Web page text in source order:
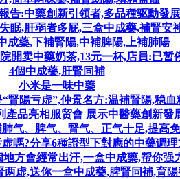
告:中藥創新引领者,多品種驱動發展
眠,肝弱者多屁,三盒中成藥,補腎安
成藥,下補腎陽,中補脾陽,上補肺陽
開卖中藥奶茶,13元一杯,店員:已暂
4個中成藥,肝腎同補
小米是一味中藥
腎陽亏虚”,仲景名方:温補腎陽,稳血
產品亮相服贸會 展示中醫藥創新發
气、脾气、腎气、正气十足,提高
嗎?分享6種證型下對應的中藥调理
地方會經常出汗,一盒中成藥,帮你强
两虚,送你一盒中成藥,脾腎同補,育陽